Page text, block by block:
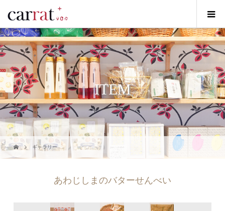
ITEM
ギャラリー
あわじしまのバターせんべい